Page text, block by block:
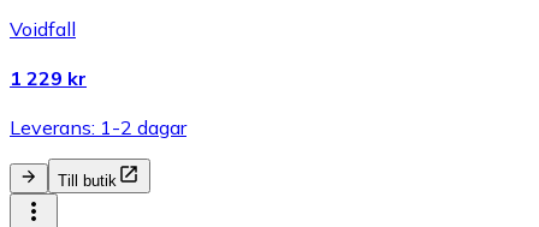
Voidfall
1 229 kr
Leverans: 1-2 dagar
Till butik